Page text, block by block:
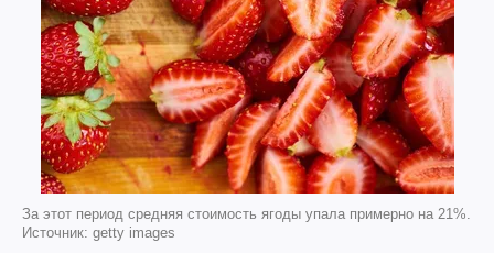
За этот период средняя стоимость ягоды упала примерно на 21%.
Источник: getty images